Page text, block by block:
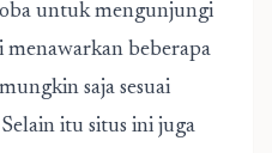
untuk mengunjungi
menawarkan beberapa
saja sesuai
itu situs ini juga